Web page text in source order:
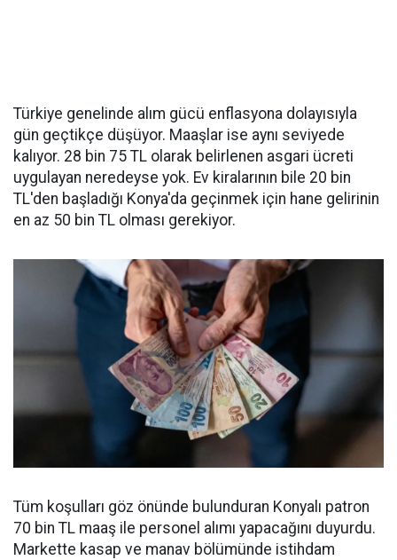
Türkiye genelinde alım gücü enflasyona dolayısıyla
gün geçtikçe düşüyor. Maaşlar ise aynı seviyede
kalıyor. 28 bin 75 TL olarak belirlenen asgari ücreti
uygulayan neredeyse yok. Ev kiralarının bile 20 bin
TL'den başladığı Konya'da geçinmek için hane gelirinin
en az 50 bin TL olması gerekiyor.
Tüm koşulları göz önünde bulunduran Konyalı patron
70 bin TL maaş ile personel alımı yapacağını duyurdu.
Markette kasap ve manav bölümünde istihdam